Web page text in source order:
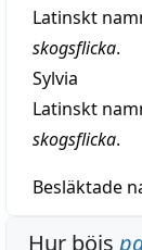
Latinskt
skogsflicka.
Sylvia
Latinskt
skogsflicka.
Besläktade
Hur böjs